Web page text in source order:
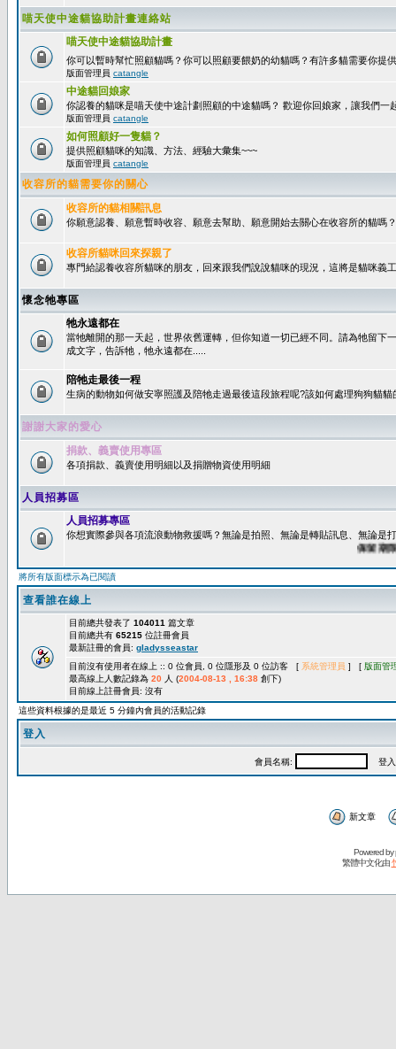
喵天使中途貓協助計畫連絡站
喵天使中途貓協助計畫
你可以暫時幫忙照顧貓嗎？你可以照顧要餵奶的幼貓嗎？有許多貓需要你提
版面管理員 catangle
中途貓回娘家
你認養的貓咪是喵天使中途計劃照顧的中途貓嗎？ 歡迎你回娘家，讓我們一
版面管理員 catangle
如何照顧好一隻貓？
提供照顧貓咪的知識、方法、經驗大彙集~~~
版面管理員 catangle
收容所的貓需要你的關心
收容所的貓相關訊息
你願意認養、願意暫時收容、願意去幫助、願意開始去關心在收容所的貓嗎？
收容所貓咪回來探親了
專門給認養收容所貓咪的朋友，回來跟我們說說貓咪的現況，這將是貓咪義
懷念牠專區
牠永遠都在
當牠離開的那一天起，世界依舊運轉，但你知道一切已經不同。請為牠留下
成文字，告訴牠，牠永遠都在.....
陪牠走最後一程
生病的動物如何做安寧照護及陪牠走過最後這段旅程呢?該如何處理狗狗貓貓
謝謝大家的愛心
捐款、義賣使用專區
各項捐款、義賣使用明細以及捐贈物資使用明細
人員招募區
人員招募專區
你想實際參與各項流浪動物救援嗎？無論是拍照、無論是轉貼訊息、無論是
保留期限：
將所有版面標示為已閱讀
查看誰在線上
目前總共發表了 104011 篇文章
目前總共有 65215 位註冊會員
最新註冊的會員: gladysseastar
目前沒有使用者在線上 :: 0 位會員, 0 位隱形及 0 位訪客 [ 系統管理員 ] [ 版面管
最高線上人數記錄為 20 人 (2004-08-13 , 16:38 創下)
目前線上註冊會員: 沒有
這些資料根據的是最近 5 分鐘內會員的活動記錄
登入
會員名稱: 登入
新文章
Powered by
繁體中文化由